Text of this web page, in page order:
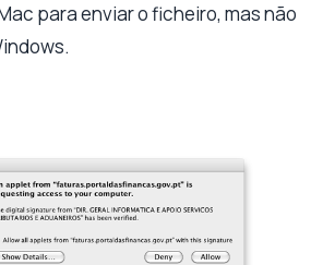
para enviar o ficheiro, mas não